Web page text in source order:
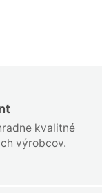
kvalitné
výrobcov.